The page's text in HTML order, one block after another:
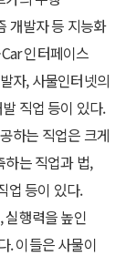
개발자 등 지능화
인터페이스
자, 사물인터넷의
직업 등이 있다.
하는 직업은 크게
하는 직업과 법,
업 등이 있다.
실행력을 높인
. 이들은 사물이